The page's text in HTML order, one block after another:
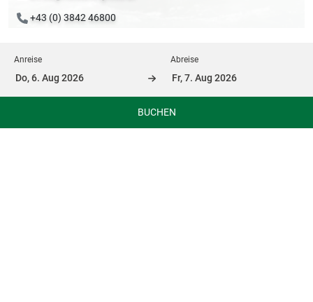
Anreise Abreise
BUCHEN
+43 (0) 3842 46800
Die Besucherzentren im Nationalpark
Gesäuse